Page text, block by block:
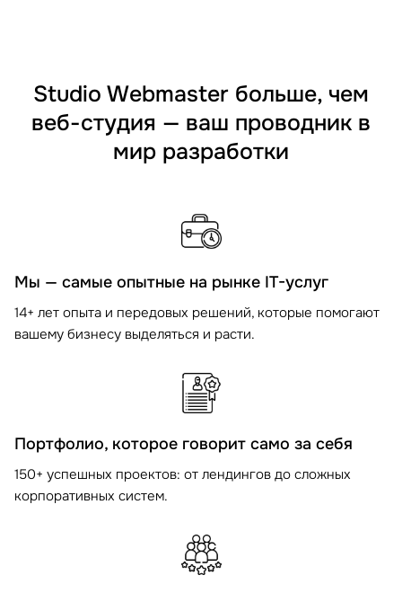
Studio Webmaster больше, чем
веб-студия — ваш проводник в
мир разработки
Мы — самые опытные на рынке IT-услуг
14+ лет опыта и передовых решений, которые помогают
вашему бизнесу выделяться и расти.
Портфолио, которое говорит само за себя
150+ успешных проектов: от лендингов до сложных
корпоративных систем.